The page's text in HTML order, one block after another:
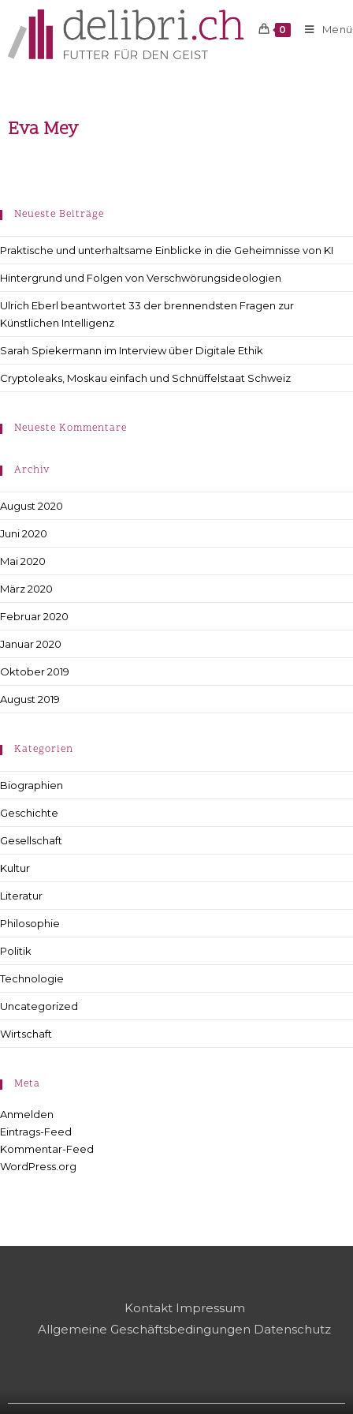
0 Menü
Eva Mey
Neueste Beiträge
Praktische und unterhaltsame Einblicke in die Geheimnisse von KI
Hintergrund und Folgen von Verschwörungsideologien
Ulrich Eberl beantwortet 33 der brennendsten Fragen zur
Künstlichen Intelligenz
Sarah Spiekermann im Interview über Digitale Ethik
Cryptoleaks, Moskau einfach und Schnüffelstaat Schweiz
Neueste Kommentare
Archiv
August 2020
Juni 2020
Mai 2020
März 2020
Februar 2020
Januar 2020
Oktober 2019
August 2019
Kategorien
Biographien
Geschichte
Gesellschaft
Kultur
Literatur
Philosophie
Politik
Technologie
Uncategorized
Wirtschaft
Meta
Anmelden
Eintrags-Feed
Kommentar-Feed
WordPress.org
Kontakt Impressum
Allgemeine Geschäftsbedingungen Datenschutz